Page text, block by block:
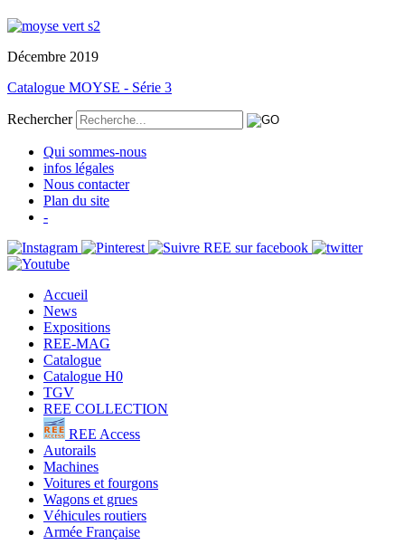
Décembre 2019
Catalogue MOYSE - Série 3
Rechercher
Qui sommes-nous
infos légales
Nous contacter
Plan du site
-
Accueil
News
Expositions
REE-MAG
Catalogue
Catalogue H0
TGV
REE COLLECTION
REE Access
Autorails
Machines
Voitures et fourgons
Wagons et grues
Véhicules routiers
Armée Française